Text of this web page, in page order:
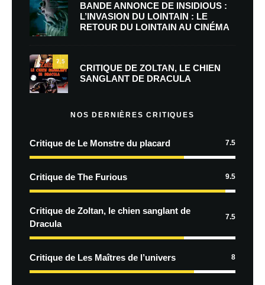
BANDE ANNONCE DE INSIDIOUS :
L’INVASION DU LOINTAIN : LE
RETOUR DU LOINTAIN AU CINÉMA
7.5
CRITIQUE DE ZOLTAN, LE CHIEN
SANGLANT DE DRACULA
NOS DERNIÈRES CRITIQUES
Critique de Le Monstre du placard 7.5
Critique de The Furious 9.5
Critique de Zoltan, le chien sanglant de
Dracula
7.5
Critique de Les Maîtres de l’univers 8